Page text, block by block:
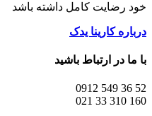
خود رضایت کامل داشته باشد
درباره کارینا یدک
با ما در ارتباط باشید
52 36 549 0912
160 310 33 021